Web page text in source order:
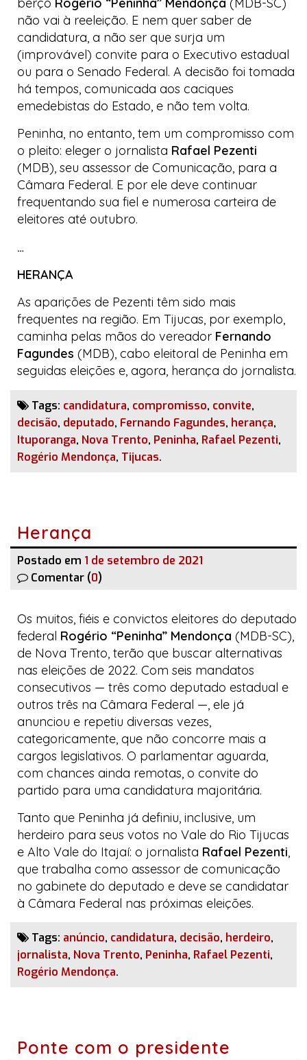
berço Rogério “Peninha” Mendonça (MDB-SC)
não vai à reeleição. E nem quer saber de
candidatura, a não ser que surja um
(improvável) convite para o Executivo estadual
ou para o Senado Federal. A decisão foi tomada
há tempos, comunicada aos caciques
emedebistas do Estado, e não tem volta.
Peninha, no entanto, tem um compromisso com
o pleito: eleger o jornalista Rafael Pezenti
(MDB), seu assessor de Comunicação, para a
Câmara Federal. E por ele deve continuar
frequentando sua fiel e numerosa carteira de
eleitores até outubro.
…
HERANÇA
As aparições de Pezenti têm sido mais
frequentes na região. Em Tijucas, por exemplo,
caminha pelas mãos do vereador Fernando
Fagundes (MDB), cabo eleitoral de Peninha em
seguidas eleições e, agora, herança do jornalista.
Tags: candidatura, compromisso, convite,
decisão, deputado, Fernando Fagundes, herança,
Ituporanga, Nova Trento, Peninha, Rafael Pezenti,
Rogério Mendonça, Tijucas.
Herança
Postado em 1 de setembro de 2021
Comentar (0)
Os muitos, fiéis e convictos eleitores do deputado
federal Rogério “Peninha” Mendonça (MDB-SC),
de Nova Trento, terão que buscar alternativas
nas eleições de 2022. Com seis mandatos
consecutivos — três como deputado estadual e
outros três na Câmara Federal —, ele já
anunciou e repetiu diversas vezes,
categoricamente, que não concorre mais a
cargos legislativos. O parlamentar aguarda,
com chances ainda remotas, o convite do
partido para uma candidatura majoritária.
Tanto que Peninha já definiu, inclusive, um
herdeiro para seus votos no Vale do Rio Tijucas
e Alto Vale do Itajaí: o jornalista Rafael Pezenti,
que trabalha como assessor de comunicação
no gabinete do deputado e deve se candidatar
à Câmara Federal nas próximas eleições.
Tags: anúncio, candidatura, decisão, herdeiro,
jornalista, Nova Trento, Peninha, Rafael Pezenti,
Rogério Mendonça.
Ponte com o presidente